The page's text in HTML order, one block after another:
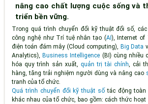
nâng cao chất lượng cuộc sống và
triển bền vững.
Trong quá trình chuyển đổi kỹ thuật đổi số,
công nghệ như Trí tuệ nhân tạo (AI), Internet of
điện toán đám mây (Cloud computing), Big Data
Analytics),Business Intelligence (BI) cùng nhiều
hóa quy trình sản xuất, quản trị tài chính , cải
hàng, tăng trải nghiệm người dùng và nâng cao
tranh của tổ chức.
Quá trình chuyển đổi kỹ thuật số tác động toàn
khác nhau của tổ chức, bao gồm: cách thức